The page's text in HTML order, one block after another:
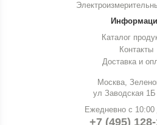
Каталог
Контакты
Доставка и
Москва,
ул Заводская 1Б
Ежедневно с 10:00
+7 (495)